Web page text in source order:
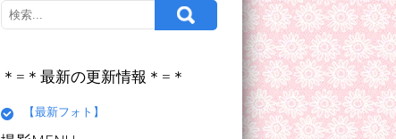
＊=＊最新の更新情報＊=＊
【最新フォト】